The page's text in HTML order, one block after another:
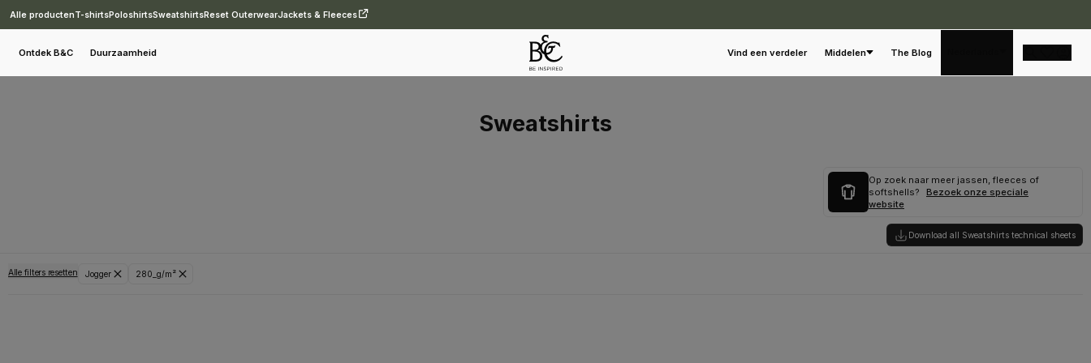
Alle productenT-shirtsPoloshirtsSweatshirtsReset OuterwearJackets & Fleeces
Ontdek B&C Duurzaamheid Vind een verdeler Middelen The Blog
Sweatshirts
Op zoek naar meer jassen, fleeces of
softshells?
Bezoek onze speciale
website
Download all Sweatshirts technical sheets
Alle filters resetten Jogger 280_g/m²